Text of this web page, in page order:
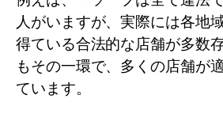
人がいますが、実際には各地
得ている合法的な店舗が多数
もその一環で、多くの店舗が
ています。